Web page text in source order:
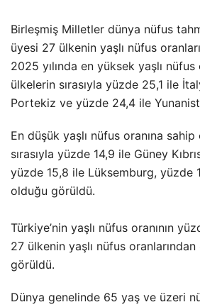
Birleşmiş Milletler dünya nüfus
üyesi 27 ülkenin yaşlı nüfus
2025 yılında en yüksek yaşlı
ülkelerin sırasıyla yüzde 25,1 ile
Portekiz ve yüzde 24,4 ile
En düşük yaşlı nüfus oranına
sırasıyla yüzde 14,9 ile Güney
yüzde 15,8 ile Lüksemburg, yüzde
olduğu görüldü.
Türkiye’nin yaşlı nüfus oranının
27 ülkenin yaşlı nüfus
görüldü.
Dünya genelinde 65 yaş ve üzeri